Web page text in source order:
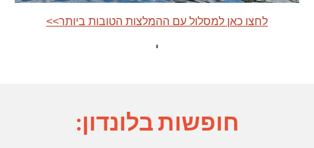
<<לחצו כאן למסלול עם ההמלצות הטובות ביותר
י
חופשות בלונדון: